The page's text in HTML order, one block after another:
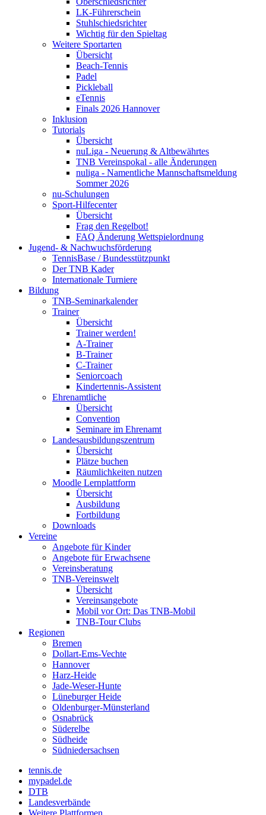
LK-Führerschein
Stuhlschiedsrichter
Wichtig für den Spieltag
Weitere Sportarten
Übersicht
Beach-Tennis
Padel
Pickleball
eTennis
Finals 2026 Hannover
Inklusion
Tutorials
Übersicht
nuLiga - Neuerung & Altbewährtes
TNB Vereinspokal - alle Änderungen
nuliga - Namentliche Mannschaftsmeldung
Sommer 2026
nu-Schulungen
Sport-Hilfecenter
Übersicht
Frag den Regelbot!
FAQ Änderung Wettspielordnung
Jugend- & Nachwuchsförderung
TennisBase / Bundesstützpunkt
Der TNB Kader
Internationale Turniere
Bildung
TNB-Seminarkalender
Trainer
Übersicht
Trainer werden!
A-Trainer
B-Trainer
C-Trainer
Seniorcoach
Kindertennis-Assistent
Ehrenamtliche
Übersicht
Convention
Seminare im Ehrenamt
Landesausbildungszentrum
Übersicht
Plätze buchen
Räumlichkeiten nutzen
Moodle Lernplattform
Übersicht
Ausbildung
Fortbildung
Downloads
Vereine
Angebote für Kinder
Angebote für Erwachsene
Vereinsberatung
TNB-Vereinswelt
Übersicht
Vereinsangebote
Mobil vor Ort: Das TNB-Mobil
TNB-Tour Clubs
Regionen
Bremen
Dollart-Ems-Vechte
Hannover
Harz-Heide
Jade-Weser-Hunte
Lüneburger Heide
Oldenburger-Münsterland
Osnabrück
Süderelbe
Südheide
Südniedersachsen
tennis.de
mypadel.de
DTB
Landesverbände
Weitere Plattformen